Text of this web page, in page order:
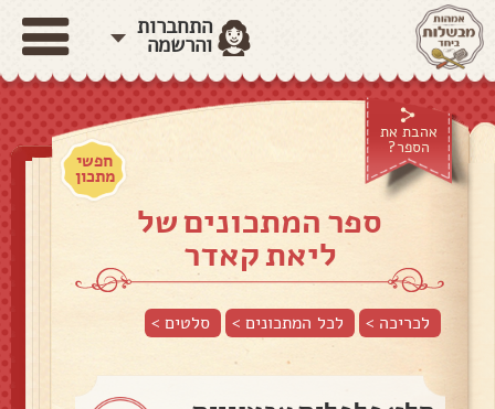
התחברות
והרשמה
אהבת את
הספר?
חפשי
מתכון
ספר המתכונים של
ליאת קאדר
לכריכה > לכל המתכונים > סלטים>